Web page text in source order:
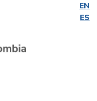
EN
ES